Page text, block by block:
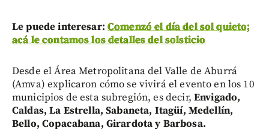
Le puede interesar: Comenzó el día del sol quieto;
acá le contamos los detalles del solsticio
Desde el Área Metropolitana del Valle de Aburrá
(Amva) explicaron cómo se vivirá el evento en los 10
municipios de esta subregión, es decir, Envigado,
Caldas, La Estrella, Sabaneta, Itagüí, Medellín,
Bello, Copacabana, Girardota y Barbosa.